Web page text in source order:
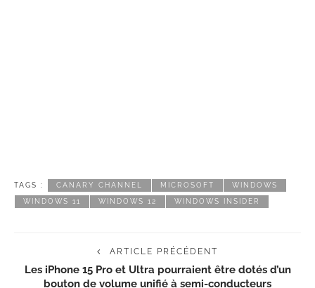
TAGS : CANARY CHANNEL MICROSOFT WINDOWS
WINDOWS 11 WINDOWS 12 WINDOWS INSIDER
ARTICLE PRÉCÉDENT
Les iPhone 15 Pro et Ultra pourraient être dotés d’un
bouton de volume unifié à semi-conducteurs